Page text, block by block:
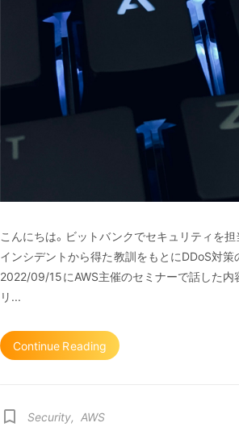
こんにちは。ビットバンクでセキュリティを
インシデントから得た教訓をもとにDDoS対策
2022/09/15にAWS主催のセミナーで話した内
リ...
Continue Reading
bookmark_border Security, AWS